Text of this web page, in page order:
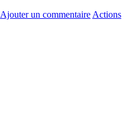
Ajouter un commentaire Actions